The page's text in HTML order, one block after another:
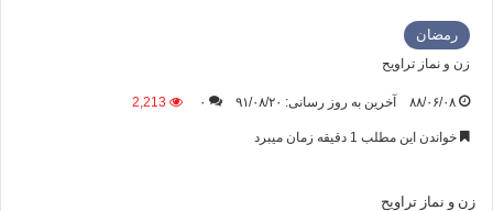
رمضان
زن و نماز تراویح
۸۸/۰۶/۰۸ آخرین به روز رسانی: ۹۱/۰۸/۲۰ ۰ 2,213
خواندن این مطلب 1 دقیقه زمان میبرد
زن و نماز تراویح